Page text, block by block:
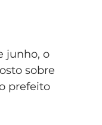
junho, o
sobre
prefeito